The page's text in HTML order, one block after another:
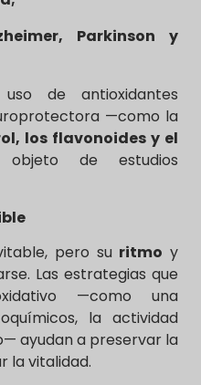
Parkinson y
de antioxidantes
—como la
los flavonoides y el
de estudios
pero su ritmo y
Las estrategias que
—como una
la actividad
ayudan a preservar la
la vitalidad.